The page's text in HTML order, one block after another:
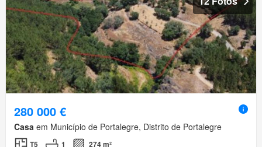
280 000 €
Casa em Município de Portalegre, Distrito de Portalegre
T5 1
274 m²